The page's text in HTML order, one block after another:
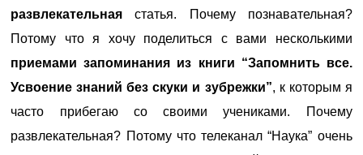
развлекательная статья. Почему познавательная?
Потому что я хочу поделиться с вами несколькими
приемами запоминания из книги “Запомнить все.
Усвоение знаний без скуки и зубрежки”, к которым я
часто прибегаю со своими учениками. Почему
развлекательная? Потому что телеканал “Наука” очень